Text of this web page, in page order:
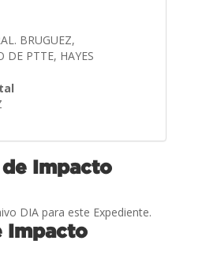
BRUGUEZ,
DE PTTE, HAYES
Impacto
DIA para este Expediente.
Impacto